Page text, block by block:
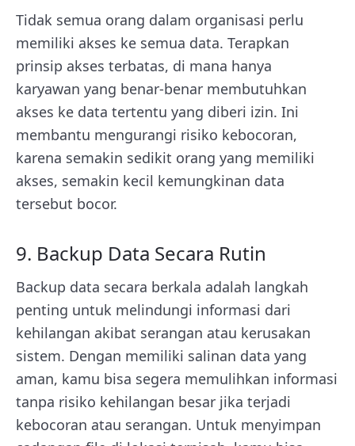
Tidak semua orang dalam organisasi perlu
memiliki akses ke semua data. Terapkan
prinsip akses terbatas, di mana hanya
karyawan yang benar-benar membutuhkan
akses ke data tertentu yang diberi izin. Ini
membantu mengurangi risiko kebocoran,
karena semakin sedikit orang yang memiliki
akses, semakin kecil kemungkinan data
tersebut bocor.
9. Backup Data Secara Rutin
Backup data secara berkala adalah langkah
penting untuk melindungi informasi dari
kehilangan akibat serangan atau kerusakan
sistem. Dengan memiliki salinan data yang
aman, kamu bisa segera memulihkan informasi
tanpa risiko kehilangan besar jika terjadi
kebocoran atau serangan. Untuk menyimpan